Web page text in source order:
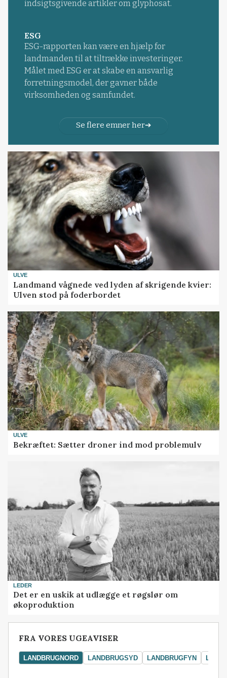
indsigtsgivende artikler om glyphosat.
ESG
ESG-rapporten kan være en hjælp for
landmanden til at tiltrække investeringer.
Målet med ESG er at skabe en ansvarlig
forretningsmodel, der gavner både
virksomheden og samfundet.
Se flere emner her
ULVE
Landmand vågnede ved lyden af skrigende kvier:
Ulven stod på foderbordet
ULVE
Bekræftet: Sætter droner ind mod problemulv
LEDER
Det er en uskik at udlægge et røgslør om
økoproduktion
FRA VORES UGEAVISER
LANDBRUGNORD LANDBRUGSYD LANDBRUGFYN